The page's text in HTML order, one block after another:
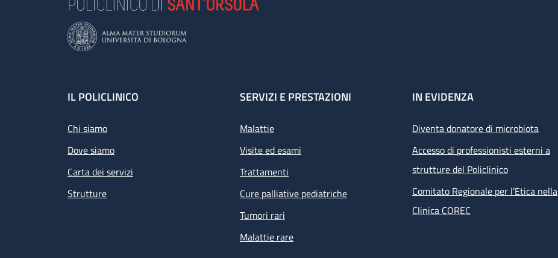
Footer
IL POLICLINICO
Chi siamo
Dove siamo
Carta dei servizi
Strutture
SERVIZI E PRESTAZIONI
Malattie
Visite ed esami
Trattamenti
Cure palliative pediatriche
Tumori rari
Malattie rare
IN EVIDENZA
Diventa donatore di microbiota
Accesso di professionisti esterni a
strutture del Policlinico
Comitato Regionale per l’Etica nella
Clinica COREC